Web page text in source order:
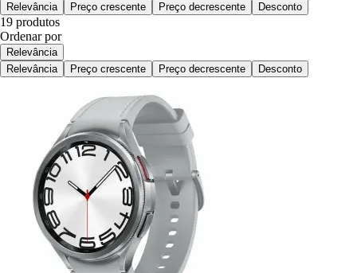
Relevância
Preço crescente Preço decrescente Desconto
19 produtos
Ordenar por
Relevância
Relevância
Preço crescente Preço decrescente Desconto